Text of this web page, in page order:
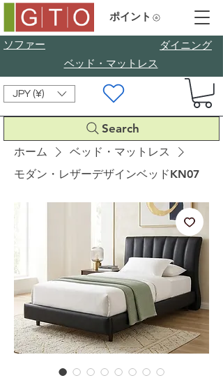
ソファー
​ダイニング
ベッド・マットレス
JPY (¥)
Search
ポイント
ホーム
ベッド・マットレス
モダン・レザーデザインベッドKN07